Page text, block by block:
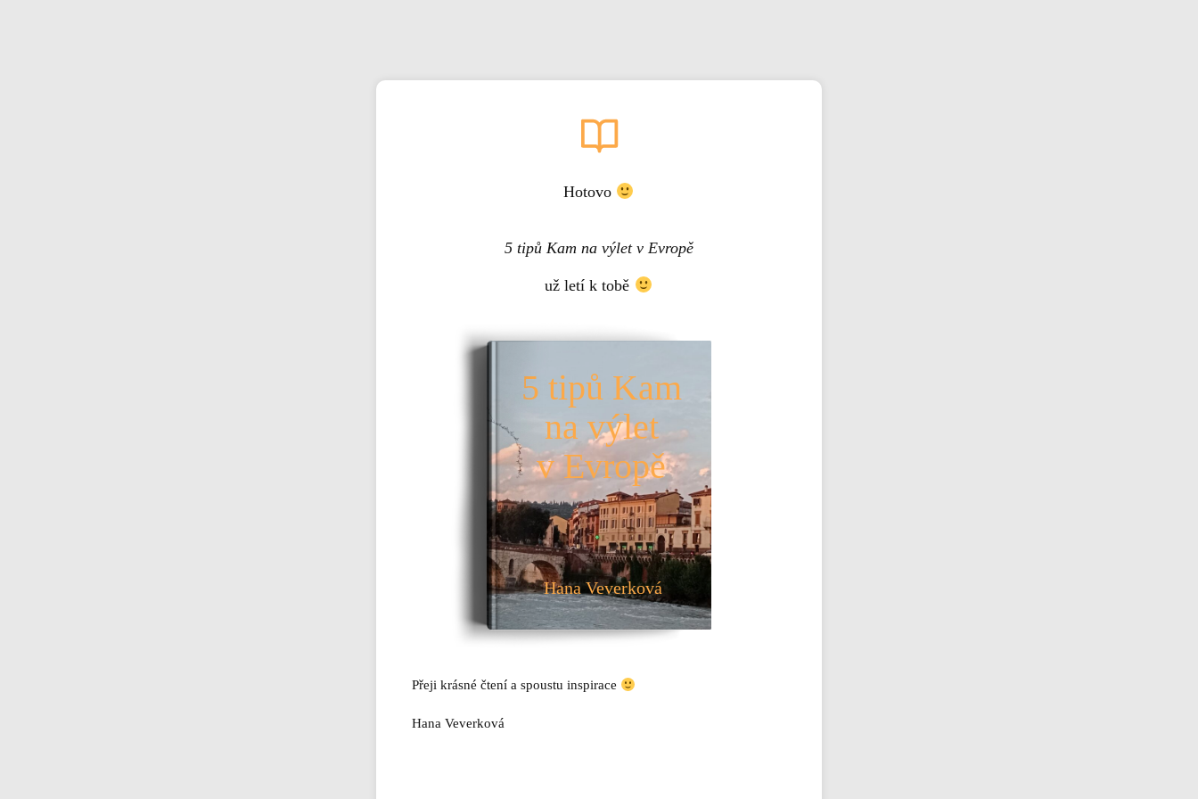
Hotovo
5 tipů Kam na výlet v Evropě
už letí k tobě
5 tipů Kam
na výlet
v Evropě
Hana Veverková
Přeji krásné čtení a spoustu inspirace
Hana Veverková